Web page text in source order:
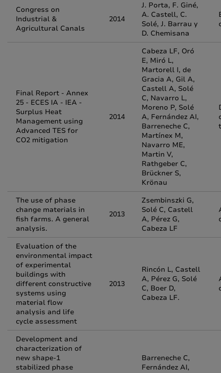
Congress on
Industrial &
Agricultural Canals
2014
J. Porta, F. Giné,
A. Castell, C.
Solé, J. Barrau y
D. Chemisana
Final Report - Annex
25 - ECES IA - IEA -
Surplus Heat
Management using
Advanced TES for
CO2 mitigation
2014
Cabeza LF, Oró
E, Miró L,
Martorell I, de
Gracia A, Gil A,
Castell A, Solé
C, Navarro L,
Moreno P, Solé
A, Fernández AI,
Barreneche C,
Martínex M,
Navarro ME,
Martin V,
Rathgeber C,
Brückner S,
Krönau
The use of phase
change materials in
fish farms. A general
analysis.
2013
Zsembinszki G,
Solé C, Castell
A, Pérez G,
Cabeza LF
Evaluation of the
environmental impact
of experimental
buildings with
different constructive
systems using
material flow
analysis and life
cycle assessment
2013
Rincón L, Castell
A, Pérez G, Solé
C, Boer D,
Cabeza LF.
Development and
characterization of
new shape-1
stabilized phase
Barreneche C,
Fernández AI,